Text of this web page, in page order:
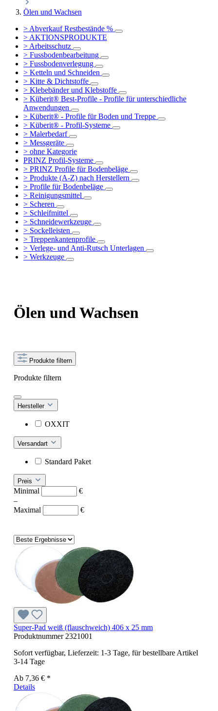
Ölen und Wachsen
> Abverkauf Restbestände %
> AKTIONSPRODUKTE
> Arbeitsschutz
> Fussbodenbearbeitung
> Fussbodenverlegung
> Ketteln und Schneiden
> Kitte & Dichtstoffe
> Klebebänder und Klebstoffe
> Küberit® Best-Profile - Profile für unterschiedliche
Anwendungen
> Küberit® - Profile für Boden und Treppe
> Küberit® - Profil-Systeme
> Malerbedarf
> Messgeräte
> ohne Kategorie
PRINZ Profil-Systeme
> PRINZ Profile für Bodenbeläge
> Produkte (A-Z) nach Herstellern
> Profile für Bodenbeläge
> Reinigungsmittel
> Scheren
> Schleifmittel
> Schneidewerkzeuge
> Sockelleisten
> Treppenkantenprofile
> Verlege- und Anti-Rutsch Unterlagen
> Werkzeuge
Ölen und Wachsen
Produkte filtern
Produkte filtern
Hersteller
OXXIT
Versandart
Standard Paket
Preis
Minimal
€
–
Maximal
€
Super-Pad weiß (flauschweich) 406 x 25 mm
Produktnummer 2321001
Sofort verfügbar, Lieferzeit: 1-3 Tage, für bestellbare Artikel
3-14 Tage
Ab 7,36 € *
Details